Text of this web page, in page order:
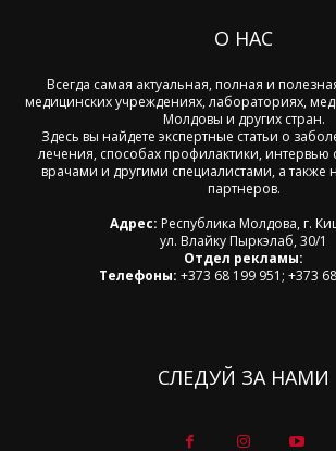
О НАС
Всегда самая актуальная, полная и
медицинских учреждениях, лабораториях,
Молдовы и других стран.
Здесь вы найдете экспертные статьи о
лечения, способах профилактики,
врачами и другими специалистами, а также
партнеров.
Адрес: Республика Молдова, г.
ул. Влайку Пыркэлаб, 30/1
Отдел рекламы:
Телефоны: +373 68 199 951; +373
СЛЕДУЙ ЗА НАМИ